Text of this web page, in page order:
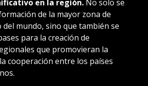
en la región. No solo se
de la mayor zona de
del mundo, sino que también se
para la creación de
que promovieran la
cooperación entre los países